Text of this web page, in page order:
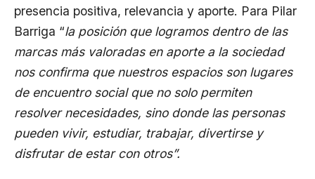
presencia positiva, relevancia y aporte. Para Pilar
Barriga “la posición que logramos dentro de las
marcas más valoradas en aporte a la sociedad
nos confirma que nuestros espacios son lugares
de encuentro social que no solo permiten
resolver necesidades, sino donde las personas
pueden vivir, estudiar, trabajar, divertirse y
disfrutar de estar con otros”.